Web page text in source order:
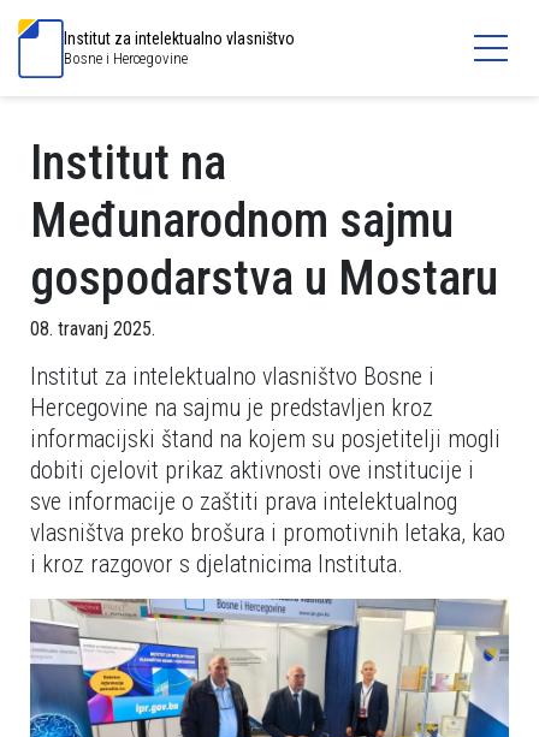
Institut za intelektualno vlasništvo
Bosne i Hercegovine
Institut na
Međunarodnom sajmu
gospodarstva u Mostaru
08. travanj 2025.
Institut za intelektualno vlasništvo Bosne i
Hercegovine na sajmu je predstavljen kroz
informacijski štand na kojem su posjetitelji mogli
dobiti cjelovit prikaz aktivnosti ove institucije i
sve informacije o zaštiti prava intelektualnog
vlasništva preko brošura i promotivnih letaka, kao
i kroz razgovor s djelatnicima Instituta.